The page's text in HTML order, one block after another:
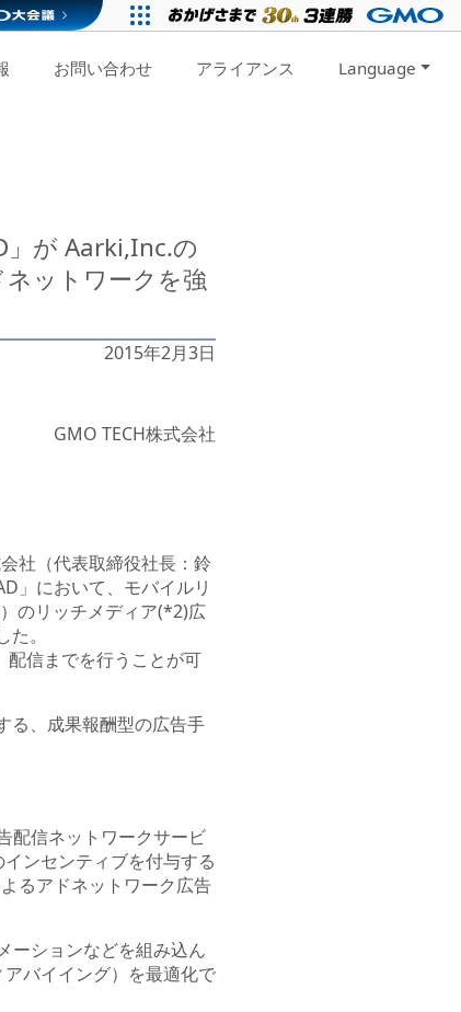
お問い合わせ アライアンス Language
」が Aarki,Inc.の
ットワークを強
2015年2月3日
GMO TECH株式会社
社（代表取締役社長：鈴
」において、モバイルリ
のリッチメディア(*2)広
。
配信までを行うことが可
る、成果報酬型の広告手
配信ネットワークサービ
ンセンティブを付与する
るアドネットワーク広告
ーションなどを組み込ん
バイイング）を最適化で